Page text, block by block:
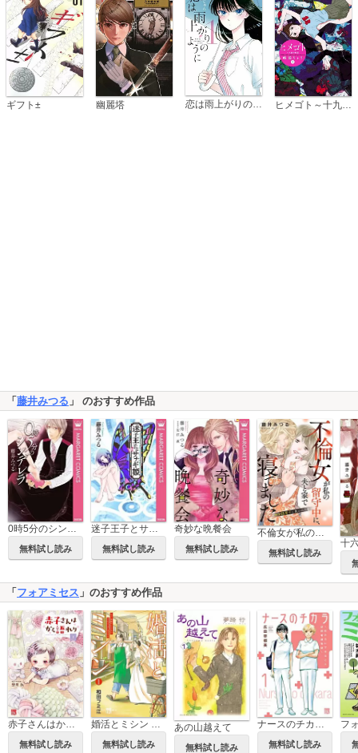
ギフト± 幽麗塔 恋は雨上がりのように
「 藤井みつる 」 のおすすめ作品
無料試し読み 無料試し読み
奇妙な晩餐会
無料試し読み
不倫女が私の留守中に、夫と家で寝てました～ママ活男子に救われた私～
無料試し読み
「フォアミセス 」のおすすめ作品
赤子さんはかく語れり【電子単行本】
無料試し読み
婚活とミシン もう一度恋がしたいけどめんどくさい気もする
無料試し読み
あの山越えて
無料試し読み
ナースのチカラ ～私たちにできること 訪問看護物語～
無料試し読み
フ